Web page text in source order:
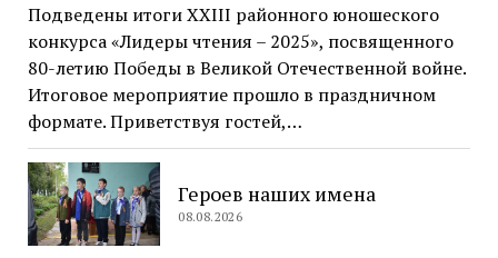
Подведены итоги XXIII районного юношеского
конкурса «Лидеры чтения – 2025», посвященного
80-летию Победы в Великой Отечественной войне.
Итоговое мероприятие прошло в праздничном
формате. Приветствуя гостей,…
Героев наших имена
08.08.2026